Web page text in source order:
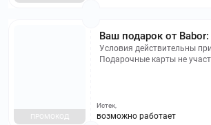
Ваш подарок от
Условия действительны
Подарочные карты не
ПРОМОКОД
Истек,
возможно работает